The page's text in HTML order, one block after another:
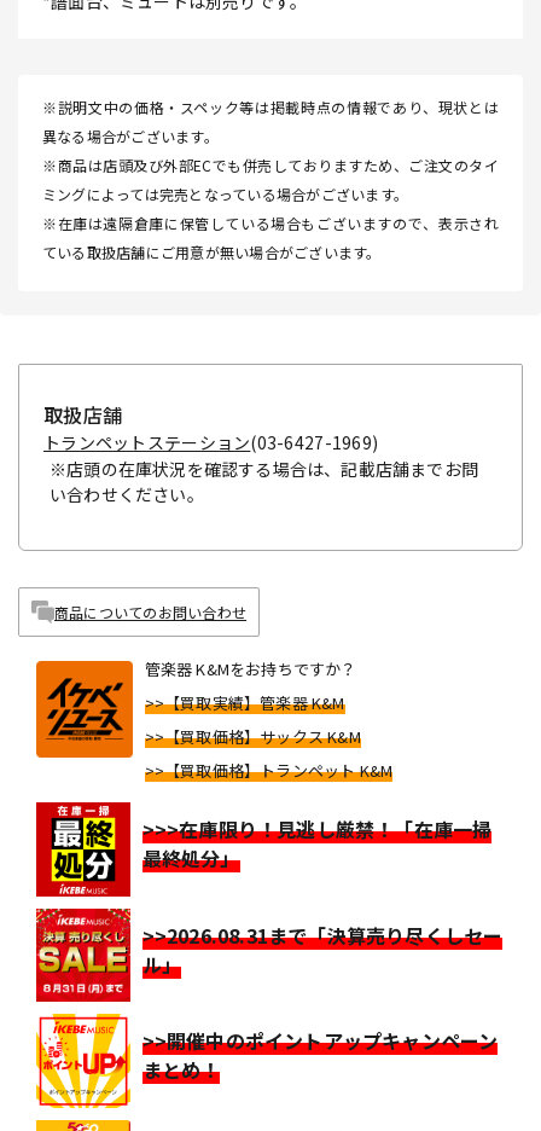
※説明文中の価格・スペック等は掲載時点の情報であり、現状とは
異なる場合がございます。
※商品は店頭及び外部ECでも併売しておりますため、ご注文のタイ
ミングによっては完売となっている場合がございます。
※在庫は遠隔倉庫に保管している場合もございますので、表示され
ている取扱店舗にご用意が無い場合がございます。
取扱店舗
トランペットステーション(03-6427-1969)
※店頭の在庫状況を確認する場合は、記載店舗までお問
い合わせください。
商品についてのお問い合わせ
管楽器 K&Mをお持ちですか？
>>【買取実績】管楽器 K&M
>>【買取価格】サックス K&M
>>【買取価格】トランペット K&M
>>>在庫限り！見逃し厳禁！「在庫一掃
最終処分」
>>2026.08.31まで「決算売り尽くしセー
ル」
>>開催中のポイントアップキャンペーン
まとめ！